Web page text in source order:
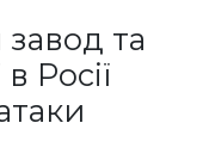
та
Росії